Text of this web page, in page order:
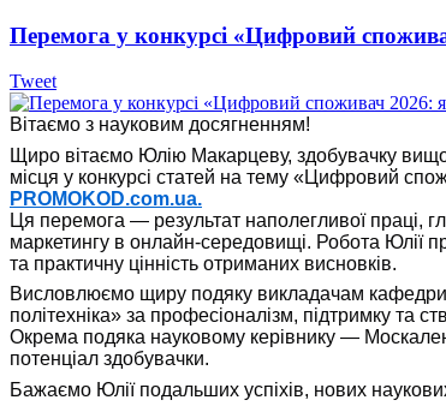
Перемога у конкурсі «Цифровий
Tweet
Вітаємо з науковим досягненням!
Щиро вітаємо Юлію Макарцеву, здобувачку вищої
місця у конкурсі статей на тему «Цифровий
PROMOKOD.com.ua.
Ця перемога — результат наполегливої праці,
маркетингу в онлайн-середовищі. Робота Юлії
та практичну цінність отриманих висновків.
Висловлюємо щиру подяку викладачам кафедри
політехніка» за професіоналізм, підтримку та
Окрема подяка науковому керівнику —
потенціал здобувачки.
Бажаємо Юлії подальших успіхів, нових